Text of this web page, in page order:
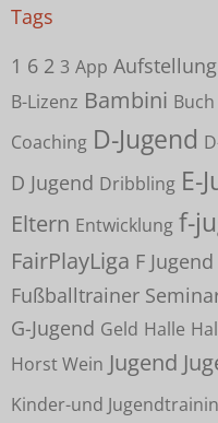
Tags
1 6 2 3 App Aufstellung
B-Lizenz Bambini Buch
Coaching D-Jugend
D Jugend Dribbling E-
Eltern Entwicklung f-
FairPlayLiga F Jugend
Fußballtrainer
G-Jugend Geld Halle
Horst Wein Jugend
Kinder-und